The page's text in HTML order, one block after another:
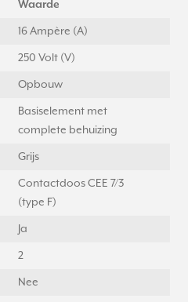
Waarde
16 Ampère (A)
250 Volt (V)
Opbouw
Basiselement met
complete behuizing
Grijs
Contactdoos CEE 7/3
(type F)
Ja
2
Nee